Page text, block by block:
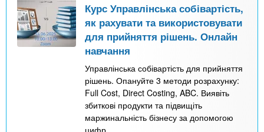
Курс Управлінська собівартість,
як рахувати та використовувати
для прийняття рішень. Онлайн
навчання
Управлінська собівартість для прийняття
рішень. Опануйте 3 методи розрахунку:
Full Cost, Direct Costing, ABC. Виявіть
збиткові продукти та підвищіть
маржинальність бізнесу за допомогою
цифр.